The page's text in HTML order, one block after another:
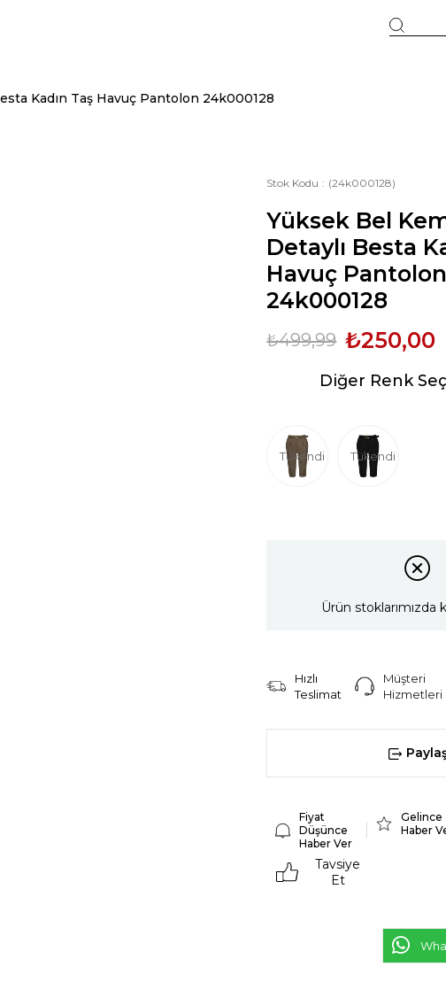
Kadın Taş Havuç Pantolon 24k000128
Stok Kodu (24k000128)
Yüksek Bel
Detaylı Besta
Havuç Pantolon
24k000128
₺499,99 ₺250,00
Diğer Renk
Tükendi Tükendi
Ürün stoklarımızda
Hızlı
Teslimat
Müşteri
Hizmetleri
Fiyat
Düşünce
Haber Ver
Gelince
Haber
Tavsiye
Et